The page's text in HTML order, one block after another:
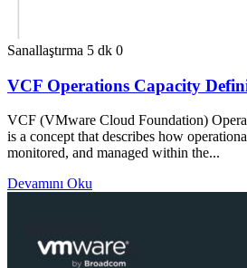
Sanallaştırma 5 dk 0
VCF Operations Capacity
VCF (VMware Cloud Foundation)
is a concept that describes how
monitored, and managed within the...
Devamını Oku